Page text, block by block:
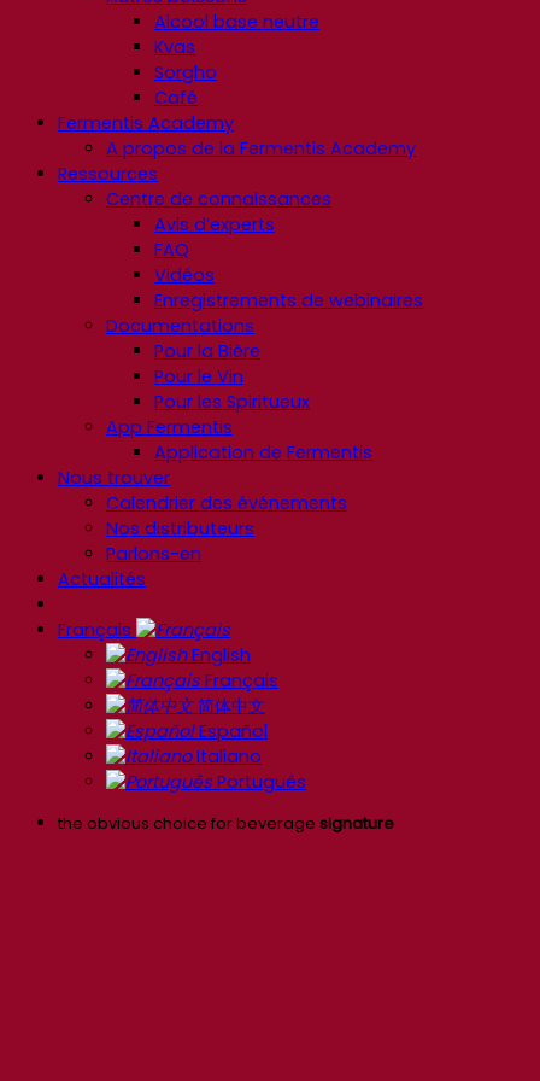
Alcool base neutre
Kvas
Sorgho
Café
Fermentis Academy
A propos de la Fermentis Academy
Ressources
Centre de connaissances
Avis d’experts
FAQ
Vidéos
Enregistrements de webinaires
Documentations
Pour la Bière
Pour le Vin
Pour les Spiritueux
App Fermentis
Application de Fermentis
Nous trouver
Calendrier des événements
Nos distributeurs
Parlons-en
Actualités
Français
English
Français
简体中文
Español
Italiano
Português
the obvious choice for beverage signature